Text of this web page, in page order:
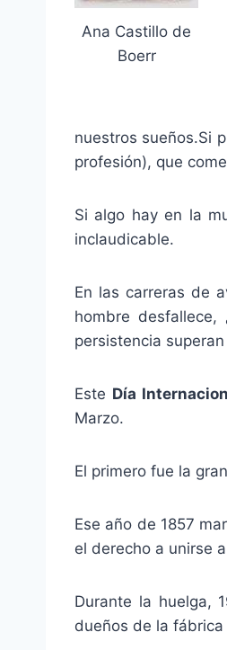
Ana Castillo de
Boerr
nuestros sueños.Si
profesión), que
Si algo hay en la
inclaudicable.
En las carreras de
hombre
persistencia
Este Día
Marzo.
El primero fue la
Ese año de 1857
el derecho a unirse
Durante la huelga,
dueños de la